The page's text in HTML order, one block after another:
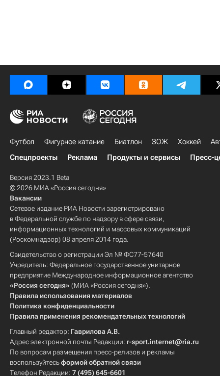
Футбол Фигурное катание Биатлон ЗОЖ Хоккей
Спецпроекты
Реклама Продукты и сервисы Пресс-
Версия 2023.1 Beta
© 2026 МИА «Россия сегодня»
Вакансии
Сетевое издание РИА Новости зарегистрировано
в Федеральной службе по надзору в сфере связи,
информационных технологий и массовых коммуникаций
(Роскомнадзор) 08 апреля 2014 года.
Свидетельство о регистрации Эл № ФС77-57640
Учредитель: Федеральное государственное унитарное
предприятие Международное информационное агентство
«Россия сегодня» (МИА «Россия сегодня»).
Правила использования материалов
Политика конфиденциальности
Правила применения рекомендательных технологий
Главный редактор: Гаврилова А.В.
Адрес электронной почты Редакции: r-sport.internet@ria.ru
По вопросам размещения пресс-релизов и рекламы
воспользуйтесьформой обратной связи
Телефон Редакции: 7 (495) 645-6601